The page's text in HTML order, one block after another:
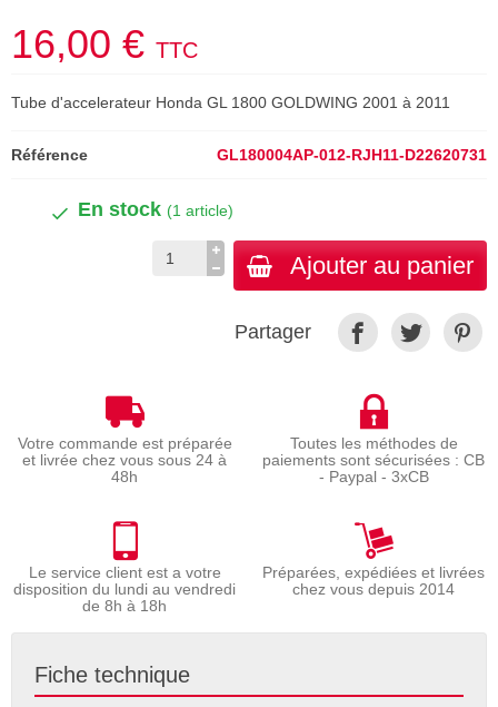
16,00 € TTC
Tube d'accelerateur Honda GL 1800 GOLDWING 2001 à 2011
Référence GL180004AP-012-RJH11-D22620731
En stock (1 article)
Ajouter au panier
Partager
Votre commande est préparée
et livrée chez vous sous 24 à
48h
Toutes les méthodes de
paiements sont sécurisées : CB
- Paypal - 3xCB
Le service client est a votre
disposition du lundi au vendredi
de 8h à 18h
Préparées, expédiées et livrées
chez vous depuis 2014
Fiche technique